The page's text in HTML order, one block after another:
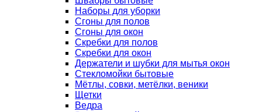
Наборы для уборки
Сгоны для полов
Сгоны для окон
Скребки для полов
Скребки для окон
Держатели и шубки для мытья окон
Стекломойки бытовые
Мётлы, совки, метёлки, веники
Щетки
Ведра